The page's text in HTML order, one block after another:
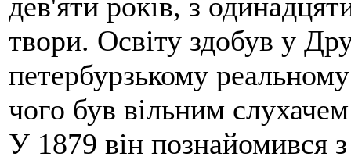
твори. Освіту здобув у
петербурзькому
чого був вільним
У 1879 він познайомився